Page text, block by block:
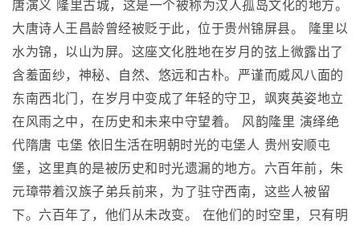
唐演义 隆里古城，这是一个被称为汉人孤岛文化的地方。
大唐诗人王昌龄曾经被贬于此，位于贵州锦屏县。 隆里以
水为锦，以山为屏。这座文化胜地在岁月的弦上微露出了
含羞面纱，神秘、自然、悠远和古朴。严谨而威风八面的
东南西北门，在岁月中变成了年轻的守卫，飒爽英姿地立
在风雨之中，在历史和未来中守望着。 风韵隆里 演绎绝
代隋唐 屯堡 依旧生活在明朝时光的屯堡人 贵州安顺屯
堡，这里真的是被历史和时光遗漏的地方。六百年前，朱
元璋带着汉族子弟兵前来，为了驻守西南，这些人被留
下。六百年了，他们从未改变。 在他们的时空里，只有明